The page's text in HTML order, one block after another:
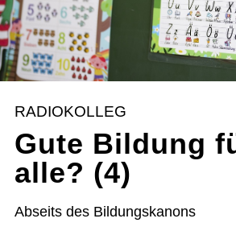
RADIOKOLLEG
Gute Bildung
alle? (4)
Abseits des Bildungskanons